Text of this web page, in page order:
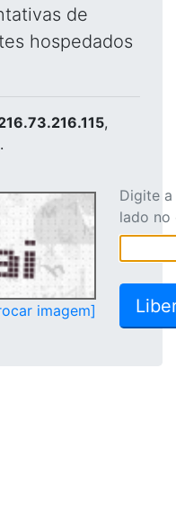
de
hospedados
,
imagem]
Digite
lado no